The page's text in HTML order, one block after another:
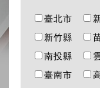
臺北市
新竹縣
南投縣
臺南市